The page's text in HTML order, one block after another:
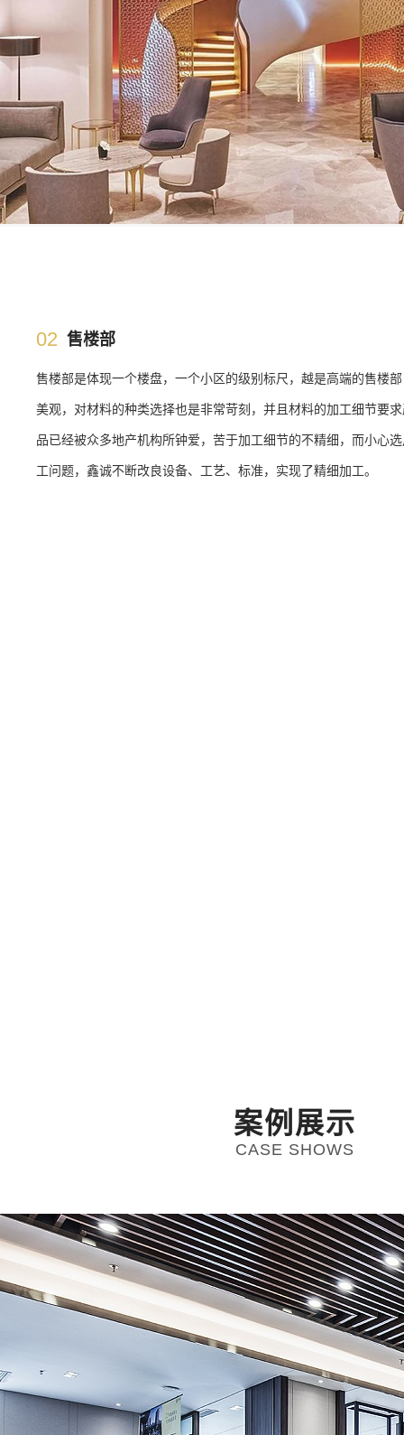
02 售楼部
售楼部是体现一个楼盘，一个小区的级别标尺，越是高端的售楼
美观，对材料的种类选择也是非常苛刻，并且材料的加工细节要
品已经被众多地产机构所钟爱，苦于加工细节的不精细，而小心
工问题，鑫诚不断改良设备、工艺、标准，实现了精细加工。
案例展示
CASE SHOWS